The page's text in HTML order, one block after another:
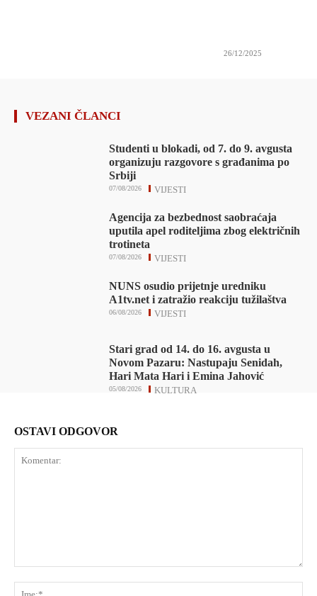
26/12/2025
VEZANI ČLANCI
Studenti u blokadi, od 7. do 9. avgusta
organizuju razgovore s građanima po
Srbiji
VIJESTI
07/08/2026
Agencija za bezbednost saobraćaja
uputila apel roditeljima zbog električnih
trotineta
VIJESTI
07/08/2026
NUNS osudio prijetnje uredniku
A1tv.net i zatražio reakciju tužilaštva
VIJESTI
06/08/2026
Stari grad od 14. do 16. avgusta u
Novom Pazaru: Nastupaju Senidah,
Hari Mata Hari i Emina Jahović
KULTURA
05/08/2026
OSTAVI ODGOVOR